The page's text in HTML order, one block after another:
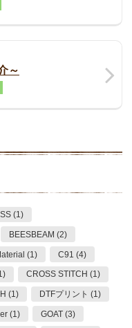
～
(1)
BEESBEAM (2)
(1) C91 (4)
CROSS STITCH (1)
(1) DTFプリント (1)
(1) GOAT (3)